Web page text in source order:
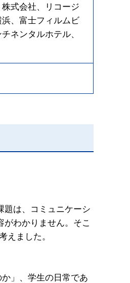
式会社、リコージ
、富士フィルムビ
ネンタルホテル、
題は、コミュニケーシ
わかりません。そこ
えました。
」、学生の日常であ